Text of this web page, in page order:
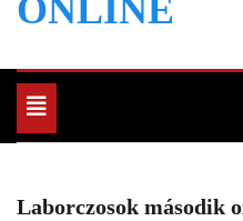
ONLINE
Toggle
navigation
Laborczosok második